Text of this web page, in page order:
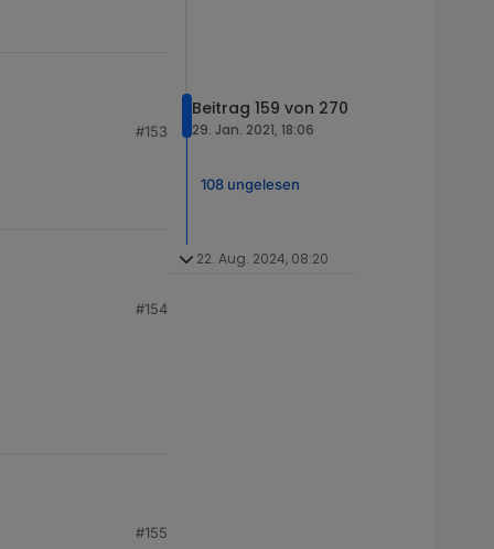
#153
#154
#155
Beitrag 159 von 270
29. Jan. 2021, 18:06
108 ungelesen
22. Aug. 2024, 08:20